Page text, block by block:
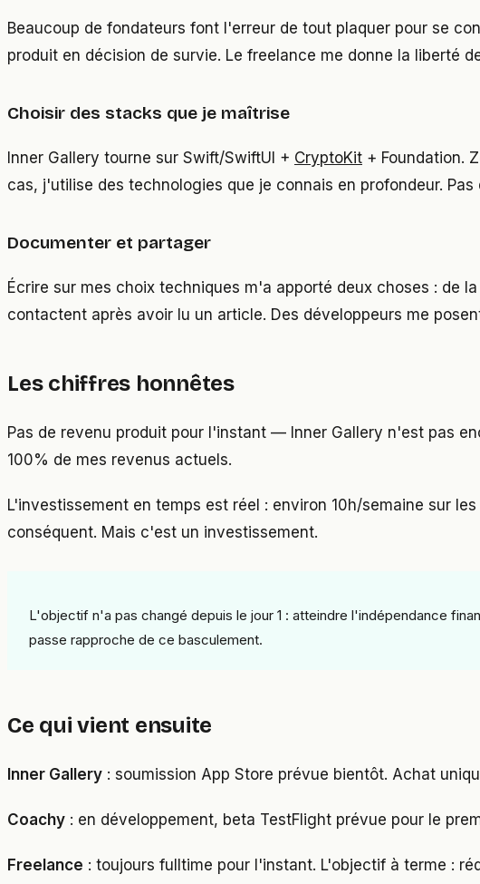
Beaucoup de fondateurs font l'erreur de tout plaquer pour se
produit en décision de survie. Le freelance me donne la liberté
Choisir des stacks que je maîtrise
Inner Gallery tourne sur Swift/SwiftUI + CryptoKit + Foundation.
cas, j'utilise des technologies que je connais en profondeur.
Documenter et partager
Écrire sur mes choix techniques m'a apporté deux choses : de
contactent après avoir lu un article. Des développeurs me
Les chiffres honnêtes
Pas de revenu produit pour l'instant — Inner Gallery n'est pas
100% de mes revenus actuels.
L'investissement en temps est réel : environ 10h/semaine sur
conséquent. Mais c'est un investissement.
L'objectif n'a pas changé depuis le jour 1 : atteindre l'indépendance
passe rapproche de ce basculement.
Ce qui vient ensuite
Inner Gallery : soumission App Store prévue bientôt. Achat
Coachy : en développement, beta TestFlight prévue pour le
Freelance : toujours fulltime pour l'instant. L'objectif à terme :